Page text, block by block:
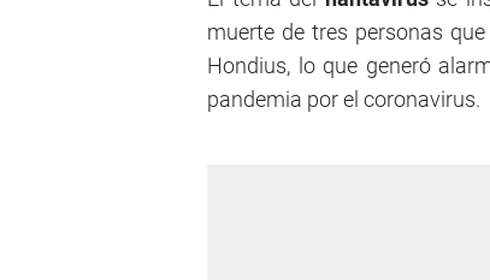
muerte de tres personas
Hondius, lo que generó
pandemia por el coronavirus.